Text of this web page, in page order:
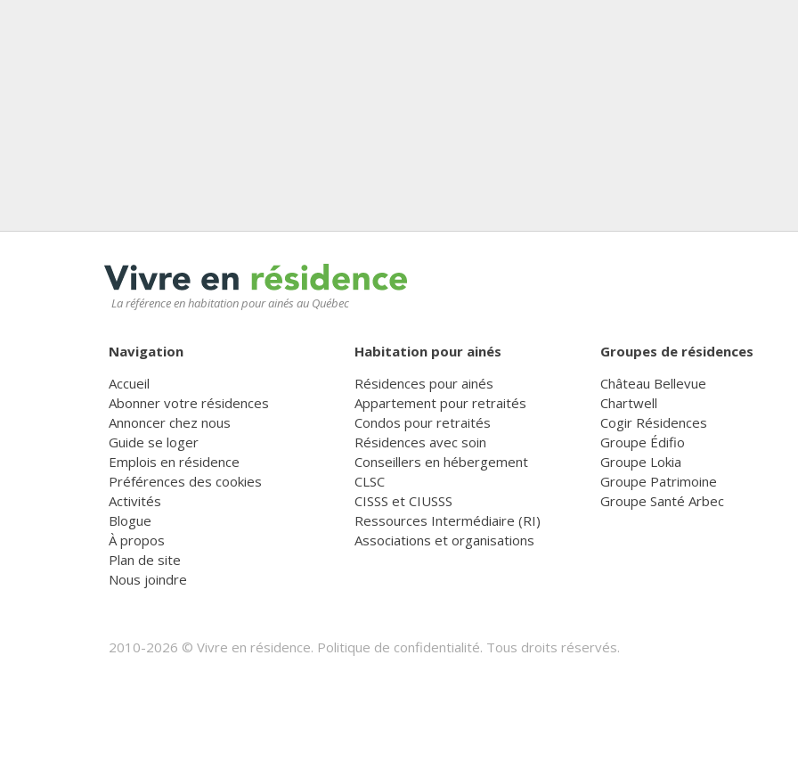
La référence en habitation pour ainés au Québec
Navigation
Accueil
Abonner votre résidences
Annoncer chez nous
Guide se loger
Emplois en résidence
Préférences des cookies
Activités
Blogue
À propos
Plan de site
Nous joindre
Habitation pour ainés
Résidences pour ainés
Appartement pour retraités
Condos pour retraités
Résidences avec soin
Conseillers en hébergement
CLSC
CISSS et CIUSSS
Ressources Intermédiaire (RI)
Associations et organisations
Groupes de résidences
Château Bellevue
Chartwell
Cogir Résidences
Groupe Édifio
Groupe Lokia
Groupe Patrimoine
Groupe Santé Arbec
2010-2026 © Vivre en résidence. Politique de confidentialité. Tous droits réservés.